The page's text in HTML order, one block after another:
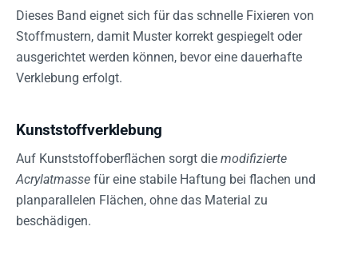
Dieses Band eignet sich für das schnelle Fixieren von
Stoffmustern, damit Muster korrekt gespiegelt oder
ausgerichtet werden können, bevor eine dauerhafte
Verklebung erfolgt.
Kunststoffverklebung
Auf Kunststoffoberflächen sorgt die modifizierte
Acrylatmasse für eine stabile Haftung bei flachen und
planparallelen Flächen, ohne das Material zu
beschädigen.